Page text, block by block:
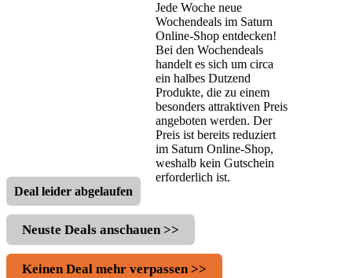
Jede Woche neue
Wochendeals im Saturn
Online-Shop entdecken!
Bei den Wochendeals
handelt es sich um circa
ein halbes Dutzend
Produkte, die zu einem
besonders attraktiven Preis
angeboten werden. Der
Preis ist bereits reduziert
im Saturn Online-Shop,
weshalb kein Gutschein
erforderlich ist.
Deal leider abgelaufen
Neuste Deals anschauen >>
Keinen Deal mehr verpassen >>